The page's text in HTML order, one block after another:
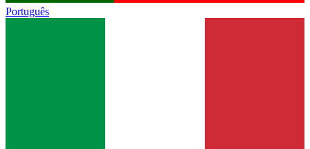
Português